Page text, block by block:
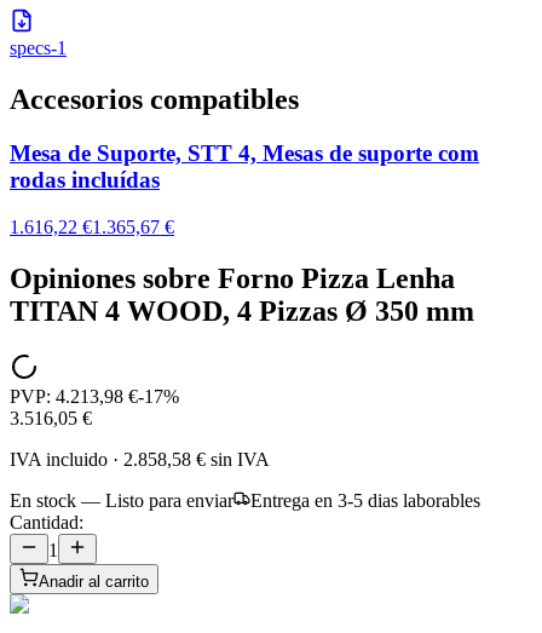
specs-1
Accesorios compatibles
Mesa de Suporte, STT 4, Mesas de suporte com
rodas incluídas
1.616,22 €1.365,67 €
Opiniones sobre Forno Pizza Lenha
TITAN 4 WOOD, 4 Pizzas Ø 350 mm
PVP: 4.213,98 €-17%
3.516,05 €
IVA incluido · 2.858,58 € sin IVA
En stock — Listo para enviar
Entrega en 3-5 dias laborables
Cantidad:
1
Anadir al carrito